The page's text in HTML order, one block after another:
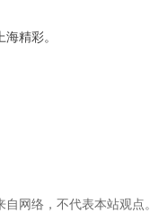
精彩。
网络，不代表本站观点。